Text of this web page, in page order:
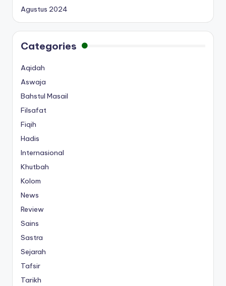
Agustus 2024
Categories
Aqidah
Aswaja
Bahstul Masail
Filsafat
Fiqih
Hadis
Internasional
Khutbah
Kolom
News
Review
Sains
Sastra
Sejarah
Tafsir
Tarikh